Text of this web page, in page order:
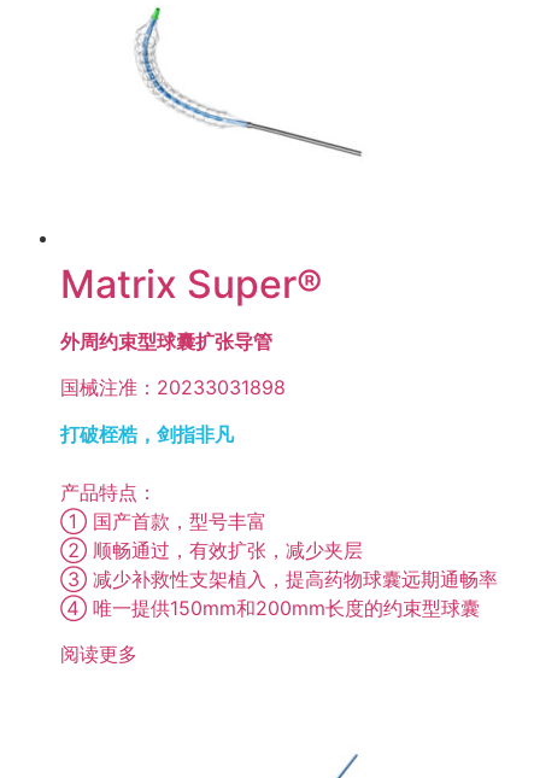
Matrix Super®
外周约束型球囊扩张导管
国械注准：20233031898
打破桎梏，剑指非凡
产品特点：
① 国产首款，型号丰富
② 顺畅通过，有效扩张，减少夹层
③ 减少补救性支架植入，提高药物球囊远期通畅率
④ 唯一提供150mm和200mm长度的约束型球囊
阅读更多